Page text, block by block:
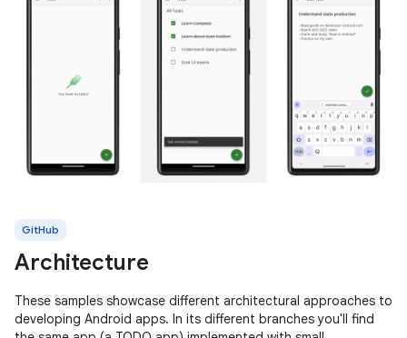
GitHub
Architecture
These samples showcase different architectural approaches to
developing Android apps. In its different branches you'll find